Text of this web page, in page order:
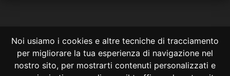
Noi usiamo i cookies e altre tecniche di tracciamento
per migliorare la tua esperienza di navigazione nel
nostro sito, per mostrarti contenuti personalizzati e
CONSULTA ONLINE DAL 1995 -NOTE LEGALI